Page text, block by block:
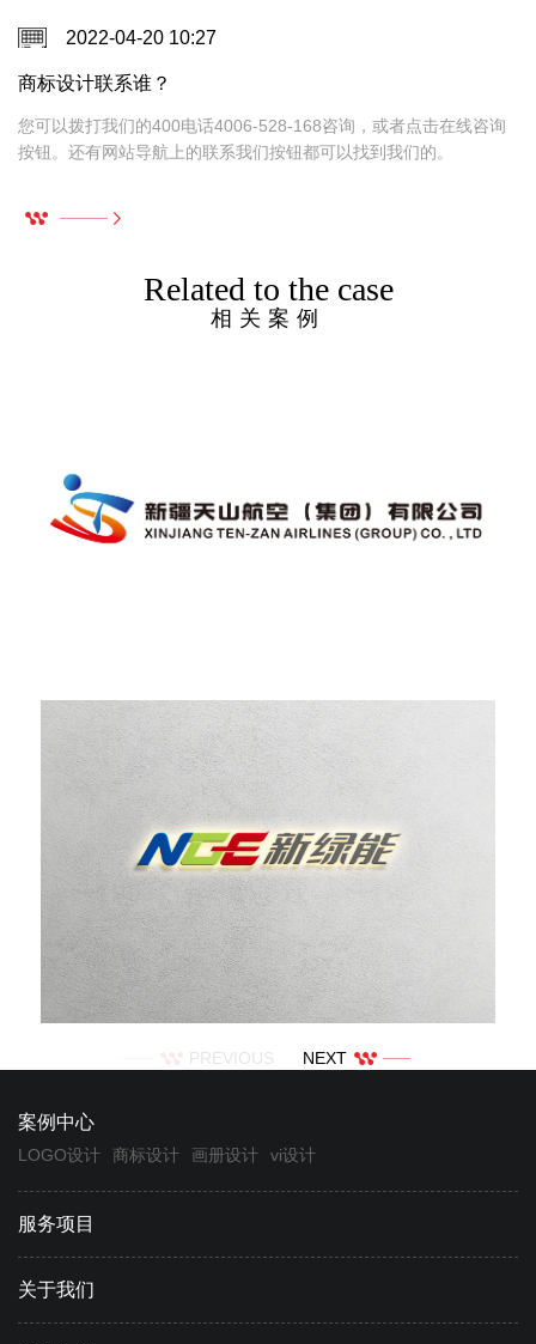
2022-04-20 10:27
商标设计联系谁？
您可以拨打我们的400电话4006-528-168咨询，或者点击在线咨询
按钮。还有网站导航上的联系我们按钮都可以找到我们的。
Related to the case
相关案例
PREVIOUS NEXT
案例中心
LOGO设计 商标设计 画册设计 vi设计
服务项目
关于我们